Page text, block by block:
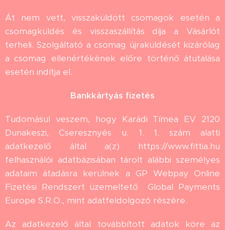
Át nem vett, visszaküldött csomagok esetén a
csomagküldés és visszaszállítás díja a Vásárlót
terheli. Szolgáltató a csomag újraküldését kizárólag
a csomag ellenértékének előre történő átutalása
esetén indítja el.
Bankkártyás fizetés
Tudomásul veszem, hogy Karádi Tímea EV 2120
Dunakeszi, Cseresznyés u. 1. 1. szám alatti
adatkezelő által a(z) https://www.fittia.hu
felhasználói adatbázisában tárolt alábbi személyes
adataim átadásra kerülnek a GP Webpay Online
Fizetési Rendszert üzemeltető Global Payments
Europe S.R.O., mint adatfeldolgozó részére.
Az adatkezelő által továbbított adatok köre az